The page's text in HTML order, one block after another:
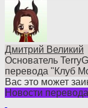
Дмитрий Великий
Основатель
перевода "Клуб
Вас это может
Новости перевода